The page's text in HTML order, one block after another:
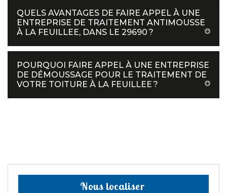
QUELS AVANTAGES DE FAIRE APPEL À UNE
ENTREPRISE DE TRAITEMENT ANTIMOUSSE
À LA FEUILLEE, DANS LE 29690 ?
POURQUOI FAIRE APPEL À UNE ENTREPRISE
DE DÉMOUSSAGE POUR LE TRAITEMENT DE
VOTRE TOITURE À LA FEUILLEE ?
Nous localiser